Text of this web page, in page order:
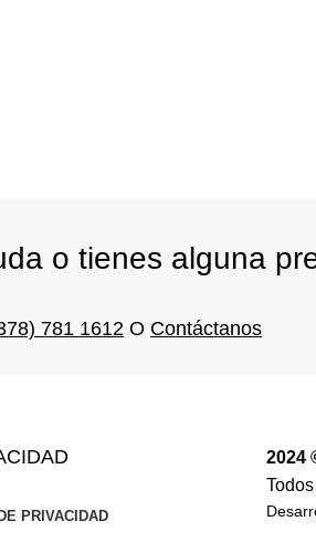
o tienes alguna
781 1612O Contáctanos
PRIVACIDAD
2024